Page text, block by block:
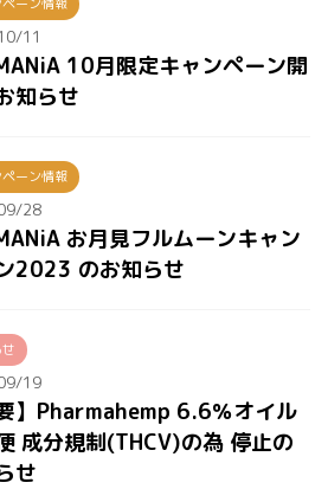
11
10月限定キャンペーン開
知らせ
ーン情報
28
お月見フルムーンキャン
2023 のお知らせ
19
要】Pharmahemp 6.6％オイル
成分規制(THCV)の為 停止の
せ